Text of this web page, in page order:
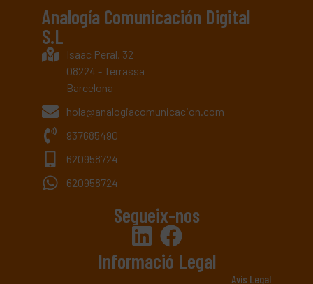
Analogía Comunicación Digital
S.L
Isaac Peral, 32
08224 - Terrassa
Barcelona
hola@analogiacomunicacion.com
937685490
620958724
620958724
Segueix-nos
Informació Legal
Avís Legal